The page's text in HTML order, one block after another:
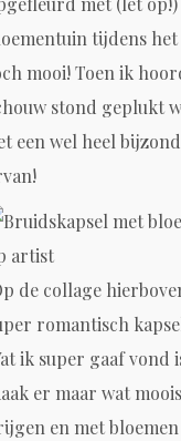
tijdens
mooi! Toen ik
stond geplukt
een wel heel
de collage
romantisch
ik super gaaf vond
er maar wat
en met